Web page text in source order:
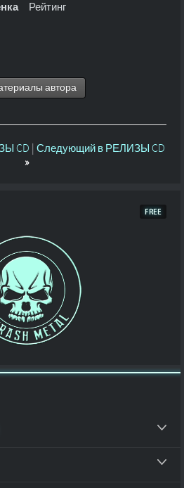
Рейтинг
автора
CD
Следующий в РЕЛИЗЫ CD
»